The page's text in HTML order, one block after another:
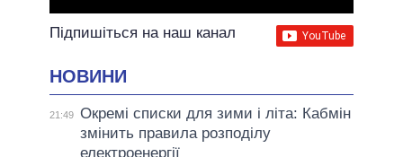
Підпишіться на наш канал
НОВИНИ
21:49 Окремі списки для зими і літа: Кабмін
змінить правила розподілу
електроенергії